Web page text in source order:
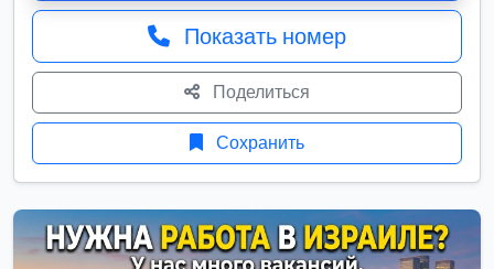
Показать номер
Поделиться
Сохранить